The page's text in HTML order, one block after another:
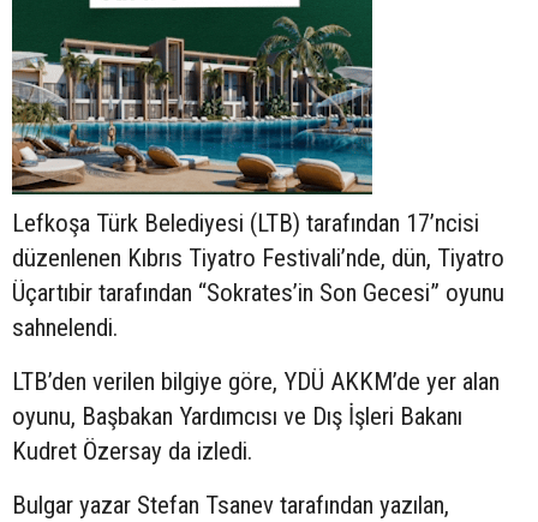
Lefkoşa Türk Belediyesi (LTB) tarafından 17’ncisi
düzenlenen Kıbrıs Tiyatro Festivali’nde, dün, Tiyatro
Üçartıbir tarafından “Sokrates’in Son Gecesi” oyunu
sahnelendi.
LTB’den verilen bilgiye göre, YDÜ AKKM’de yer alan
oyunu, Başbakan Yardımcısı ve Dış İşleri Bakanı
Kudret Özersay da izledi.
Bulgar yazar Stefan Tsanev tarafından yazılan,